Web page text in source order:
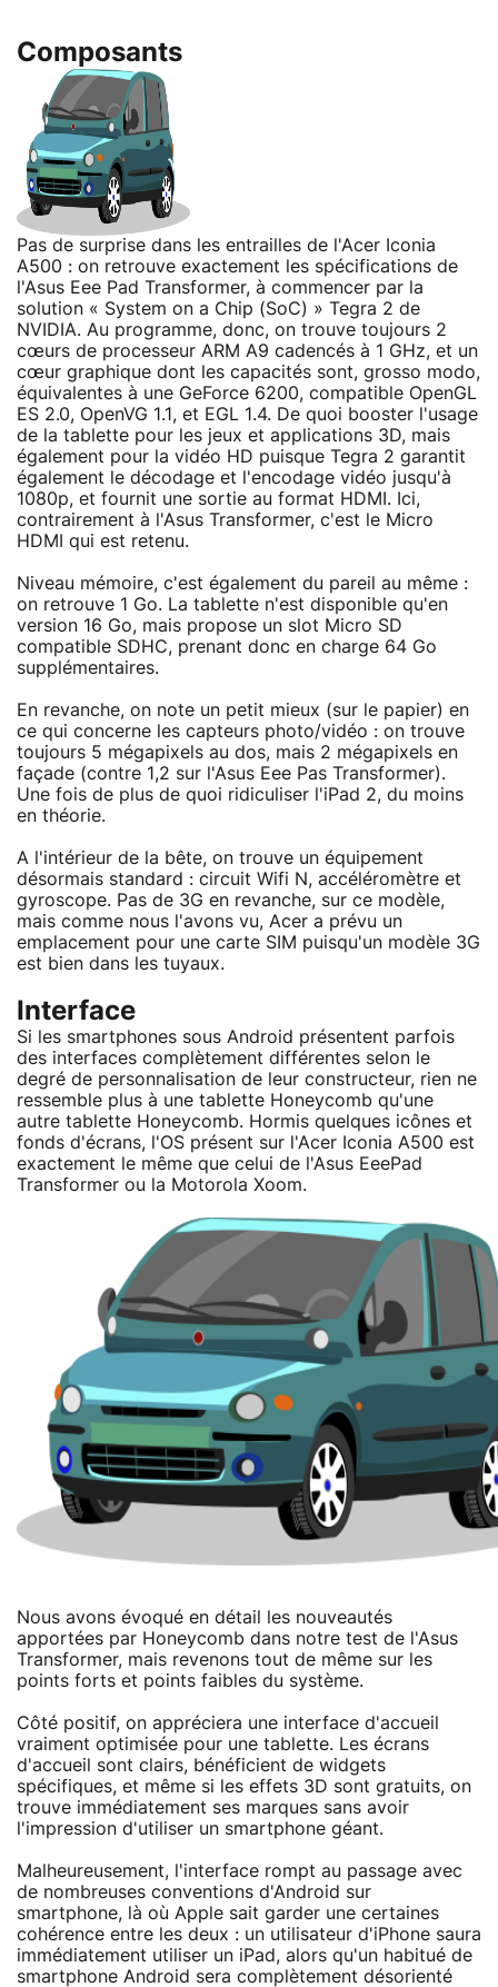
Composants
Pas de surprise dans les entrailles de l'Acer Iconia
A500 : on retrouve exactement les spécifications de
l'Asus Eee Pad Transformer, à commencer par la
solution « System on a Chip (SoC) » Tegra 2 de
NVIDIA. Au programme, donc, on trouve toujours 2
cœurs de processeur ARM A9 cadencés à 1 GHz, et un
cœur graphique dont les capacités sont, grosso modo,
équivalentes à une GeForce 6200, compatible OpenGL
ES 2.0, OpenVG 1.1, et EGL 1.4. De quoi booster l'usage
de la tablette pour les jeux et applications 3D, mais
également pour la vidéo HD puisque Tegra 2 garantit
également le décodage et l'encodage vidéo jusqu'à
1080p, et fournit une sortie au format HDMI. Ici,
contrairement à l'Asus Transformer, c'est le Micro
HDMI qui est retenu.
Niveau mémoire, c'est également du pareil au même :
on retrouve 1 Go. La tablette n'est disponible qu'en
version 16 Go, mais propose un slot Micro SD
compatible SDHC, prenant donc en charge 64 Go
supplémentaires.
En revanche, on note un petit mieux (sur le papier) en
ce qui concerne les capteurs photo/vidéo : on trouve
toujours 5 mégapixels au dos, mais 2 mégapixels en
façade (contre 1,2 sur l'Asus Eee Pas Transformer).
Une fois de plus de quoi ridiculiser l'iPad 2, du moins
en théorie.
A l'intérieur de la bête, on trouve un équipement
désormais standard : circuit Wifi N, accéléromètre et
gyroscope. Pas de 3G en revanche, sur ce modèle,
mais comme nous l'avons vu, Acer a prévu un
emplacement pour une carte SIM puisqu'un modèle 3G
est bien dans les tuyaux.
Interface
Si les smartphones sous Android présentent parfois
des interfaces complètement différentes selon le
degré de personnalisation de leur constructeur, rien ne
ressemble plus à une tablette Honeycomb qu'une
autre tablette Honeycomb. Hormis quelques icônes et
fonds d'écrans, l'OS présent sur l'Acer Iconia A500 est
exactement le même que celui de l'Asus EeePad
Transformer ou la Motorola Xoom.
Nous avons évoqué en détail les nouveautés
apportées par Honeycomb dans notre test de l'Asus
Transformer, mais revenons tout de même sur les
points forts et points faibles du système.
Côté positif, on appréciera une interface d'accueil
vraiment optimisée pour une tablette. Les écrans
d'accueil sont clairs, bénéficient de widgets
spécifiques, et même si les effets 3D sont gratuits, on
trouve immédiatement ses marques sans avoir
l'impression d'utiliser un smartphone géant.
Malheureusement, l'interface rompt au passage avec
de nombreuses conventions d'Android sur
smartphone, là où Apple sait garder une certaines
cohérence entre les deux : un utilisateur d'iPhone saura
immédiatement utiliser un iPad, alors qu'un habitué de
smartphone Android sera complètement désorienté